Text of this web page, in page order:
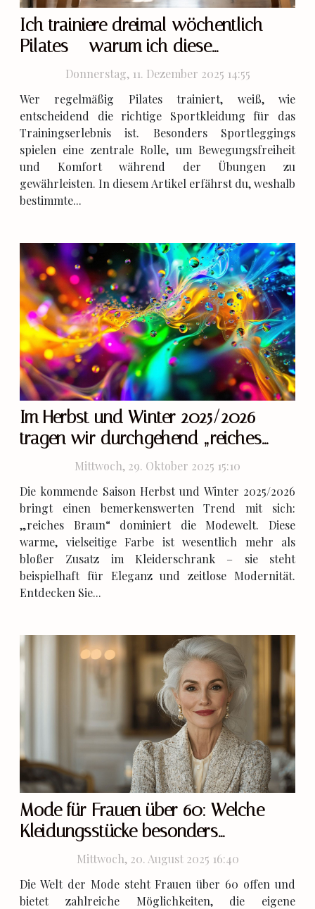
Ich trainiere dreimal wöchentlich
Pilates – warum ich diese
Sportleggings bevorzuge
Donnerstag, 11. Dezember 2025 14:55
Wer regelmäßig Pilates trainiert, weiß, wie
entscheidend die richtige Sportkleidung für das
Trainingserlebnis ist. Besonders Sportleggings
spielen eine zentrale Rolle, um Bewegungsfreiheit
und Komfort während der Übungen zu
gewährleisten. In diesem Artikel erfährst du, weshalb
bestimmte...
Im Herbst und Winter 2025/2026
tragen wir durchgehend „reiches
Mittwoch, 29. Oktober 2025 15:10
Die kommende Saison Herbst und Winter 2025/2026
bringt einen bemerkenswerten Trend mit sich:
„reiches Braun“ dominiert die Modewelt. Diese
warme, vielseitige Farbe ist wesentlich mehr als
bloßer Zusatz im Kleiderschrank – sie steht
beispielhaft für Eleganz und zeitlose Modernität.
Entdecken Sie...
Mode für Frauen über 60: Welche
Kleidungsstücke besonders
vorteilhaft sindMittwoch, 20. August 2025 16:40
Die Welt der Mode steht Frauen über 60 offen und
bietet zahlreiche Möglichkeiten, die eigene